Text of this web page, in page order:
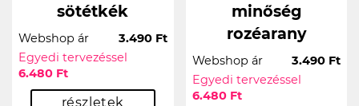
sötétkék
Webshop ár
3.490 Ft
Egyedi tervezéssel
6.480 Ft
részletek
minőség
rozéarany
Webshop ár
3.490 Ft
Egyedi tervezéssel
6.480 Ft